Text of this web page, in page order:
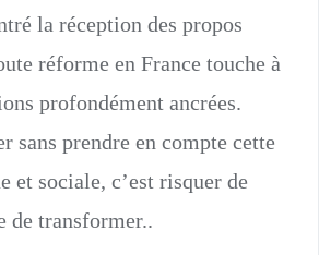
la réception des propos
réforme en France touche à
profondément ancrées.
sans prendre en compte cette
et sociale, c’est risquer de
de transformer..